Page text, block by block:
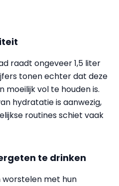
raadt ongeveer 1,5 liter
tonen echter dat deze
moeilijk vol te houden is.
hydratatie is aanwezig,
routines schiet vaak
te drinken
met hun